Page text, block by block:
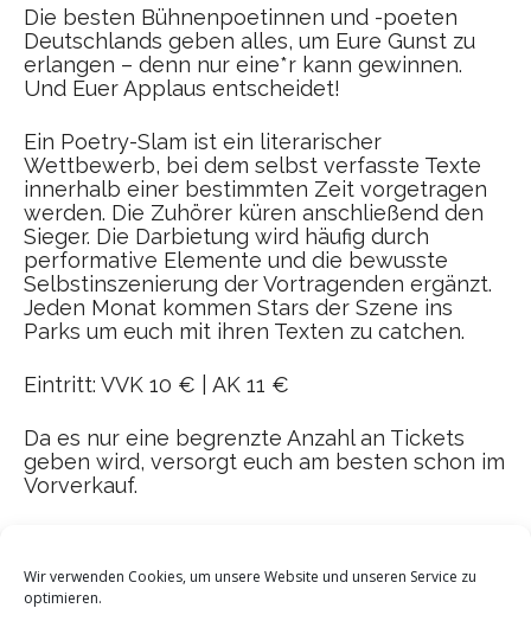
Wir verwenden Cookies, um unsere Website und unseren Service zu
optimieren.
Die besten Bühnenpoetinnen und -poeten
Deutschlands geben alles, um Eure Gunst zu
erlangen – denn nur eine*r kann gewinnen.
Und Euer Applaus entscheidet!
Ein Poetry-Slam ist ein literarischer
Wettbewerb, bei dem selbst verfasste Texte
innerhalb einer bestimmten Zeit vorgetragen
werden. Die Zuhörer küren anschließend den
Sieger. Die Darbietung wird häufig durch
performative Elemente und die bewusste
Selbstinszenierung der Vortragenden ergänzt.
Jeden Monat kommen Stars der Szene ins
Parks um euch mit ihren Texten zu catchen.
Eintritt: VVK 10 € | AK 11 €
Da es nur eine begrenzte Anzahl an Tickets
geben wird, versorgt euch am besten schon im
Vorverkauf.